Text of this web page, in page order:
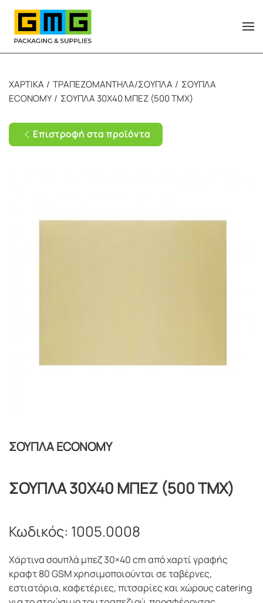
Skip to main content
ΧΑΡΤΙΚΑ ΤΡΑΠΕΖΟΜΑΝΤΗΛΑ/ΣΟΥΠΛΑ
ΣΟΥΠΛΑ
ECONOMY
ΣΟΥΠΛΑ 30Χ40 ΜΠΕΖ (500 ΤΜΧ)
Επιστροφή στα προϊόντα
ΣΟΥΠΛΑ ECONOMY
ΣΟΥΠΛΑ 30Χ40 ΜΠΕΖ (500 ΤΜΧ)
Κωδικός: 1005.0008
Χάρτινα σουπλά μπεζ 30×40 cm από χαρτί γραφής
κραφτ 80 GSM χρησιμοποιούνται σε ταβέρνες,
εστιατόρια, καφετέριες, πιτσαρίες και χώρους catering